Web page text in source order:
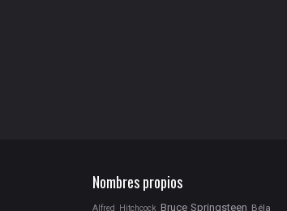
Nombres propios
Alfred Hitchcock Bruce Springsteen Béla